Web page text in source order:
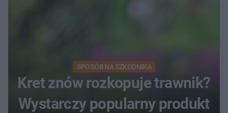
SPOSÓB NA SZKODNIKA
Kret znów rozkopuje trawnik?
Wystarczy popularny produkt